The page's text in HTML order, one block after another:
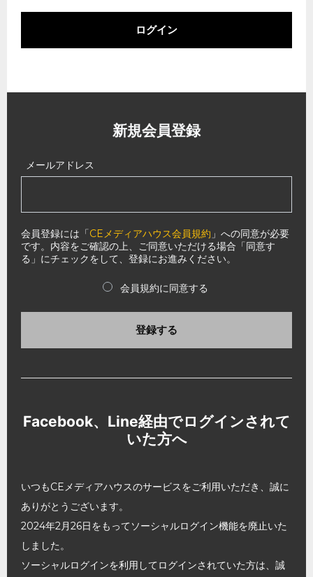
ログイン
新規会員登録
メールアドレス
会員登録には「CEメディアハウス会員規約 」への同意が必要
です。内容をご確認の上、ご同意いただける場合「同意す
る」にチェックをして、登録にお進みください。
会員規約に同意する
登録する
Facebook、Line経由でログインされて
いた方へ
いつもCEメディアハウスのサービスをご利用いただき、誠に
ありがとうございます。
2024年2月26日をもってソーシャルログイン機能を廃止いた
しました。
ソーシャルログインを利用してログインされていた方は、誠